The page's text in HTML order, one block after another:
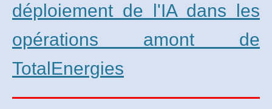
déploiement de l'IA dans les
opérations amont de
TotalEnergies